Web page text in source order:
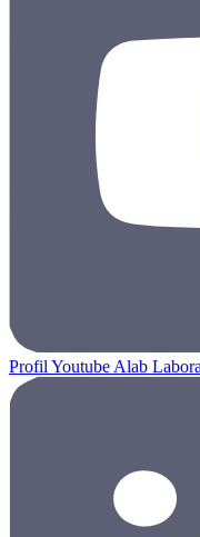
Profil Youtube Alab